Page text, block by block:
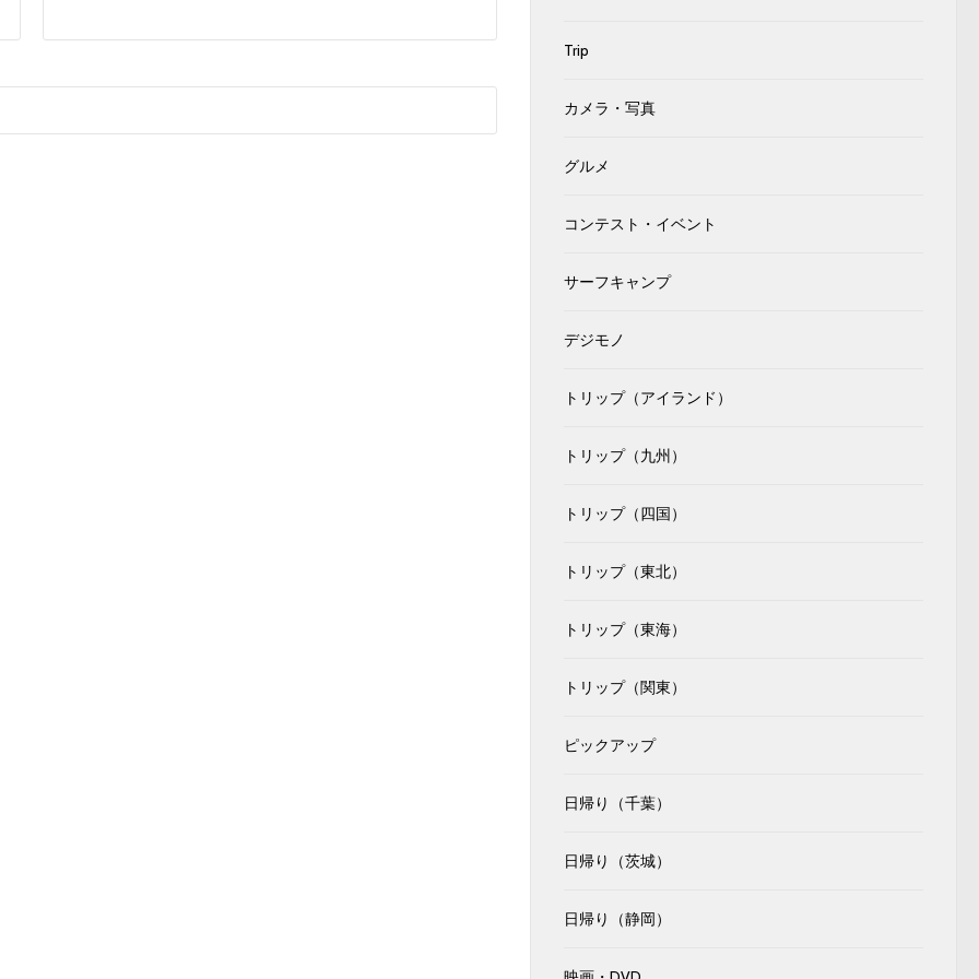
Trip
カメラ・写真
グルメ
コンテスト・イベント
サーフキャンプ
デジモノ
トリップ（アイランド）
トリップ（九州）
トリップ（四国）
トリップ（東北）
トリップ（東海）
トリップ（関東）
ピックアップ
日帰り（千葉）
日帰り（茨城）
日帰り（静岡）